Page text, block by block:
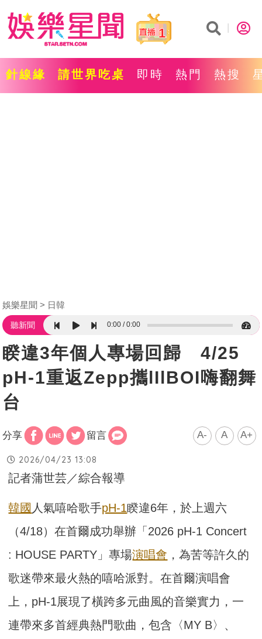
1
針線緣 請世界吃桌 即時 熱門 熱搜
娛樂星聞 日韓
聽新聞 0:00 0:00
睽違3年個人專場回歸 4/25
pH-1重返Zepp攜lIlBOI嗨翻舞
台
分享 留言 A- A A+
2026/04/23 13:08
記者蒲世芸／綜合報導
韓國 人氣嘻哈歌手pH-1睽違6年，於上週六
（4/18）在首爾成功舉辦「2026 pH-1 Concert
: HOUSE PARTY」專場演唱會 ，為苦等許久的
歌迷帶來最火熱的嘻哈派對。在首爾演唱會
上，pH-1展現了橫跨多元曲風的音樂實力，一
連帶來多首經典熱門歌曲，包含〈MY B〉、